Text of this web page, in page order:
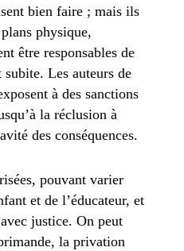
bien faire ; mais ils
physique,
être responsables de
Les auteurs de
à des sanctions
la réclusion à
des conséquences.
pouvant varier
et de l’éducateur, et
justice. On peut
la privation